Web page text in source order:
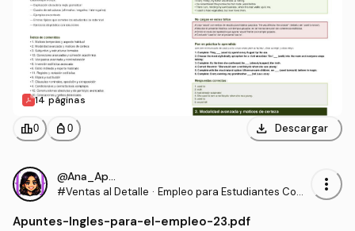
14 páginas
leaderboard0 personal_bag 0 download Descargar
@Ana_Apuntes
#Ventas al Detalle · Empleo para Estudiantes Com
more_vert
Apuntes-Ingles-para-el-empleo-23.pdf